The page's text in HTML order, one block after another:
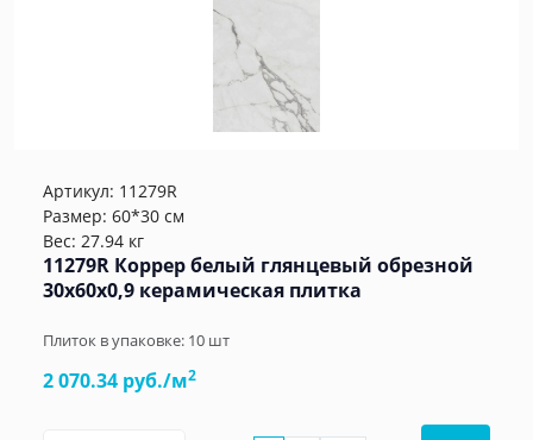
Артикул: 11279R
Размер: 60*30 см
Вес: 27.94 кг
11279R Коррер белый глянцевый обрезной
30x60x0,9 керамическая плитка
Плиток в упаковке: 10 шт
2 070.34 руб./м2